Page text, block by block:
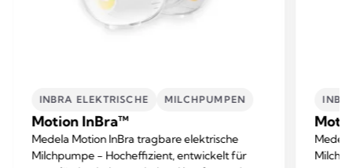
INBRA ELEKTRISCHE MILCHPUMPEN
Motion InBra™
Medela Motion InBra tragbare elektrische
Milchpumpe - Hocheffizient, entwickelt für